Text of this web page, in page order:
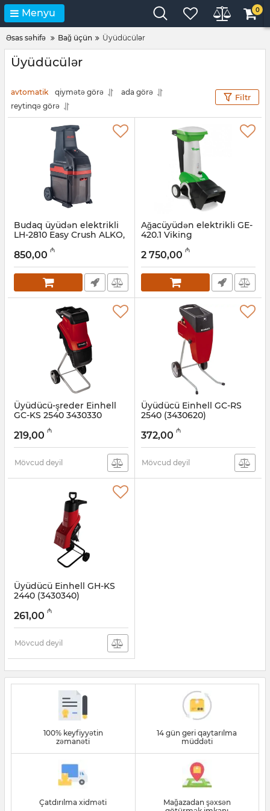
Menyu 0
Əsas səhifə Bağ üçün Üyüdücülər
Üyüdücülər
avtomatik qiymətə görə
ada görə
reytinqə görə
Filtr
Budaq üyüdən elektrikli
LH-2810 Easy Crush ALKO,
Artikul: 12018563
850,00 ₼
Ağacüyüdən elektrikli GE-
420.1 Viking
12018562
2 750,00 ₼
Üyüdücü-şreder Einhell
GC-KS 2540 3430330
017007095
219,00 ₼
Mövcud deyil
Üyüdücü Einhell GC-RS
2540 (3430620)
017007054
372,00 ₼
Mövcud deyil
Üyüdücü Einhell GH-KS
2440 (3430340)
017007053
261,00 ₼
Mövcud deyil
100% keyfiyyətin
zəmanəti
14 gün geri qaytarılma
müddəti
Çatdırılma xidməti
Mağazadan şəxsən